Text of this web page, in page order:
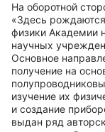
На оборотной
«Здесь
физики Академии
научных
Основное
получение на
изучение их
и создание
выдан ряд